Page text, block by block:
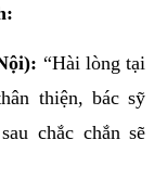
“Hài lòng tại
thiện, bác sỹ
chắc chắn sẽ